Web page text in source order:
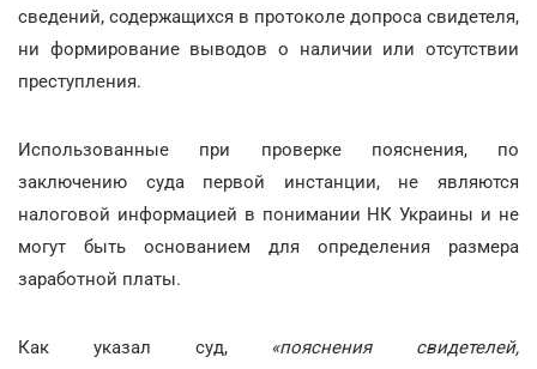
сведений, содержащихся в протоколе допроса свидетеля,
ни формирование выводов о наличии или отсутствии
преступления.
Использованные при проверке пояснения, по
заключению суда первой инстанции, не являются
налоговой информацией в понимании НК Украины и не
могут быть основанием для определения размера
заработной платы.
Как указал суд, «пояснения свидетелей,